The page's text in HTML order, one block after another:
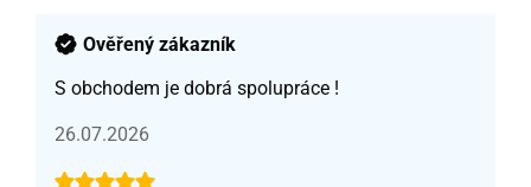
Ověřený zákazník
S obchodem je dobrá spolupráce !
26.07.2026